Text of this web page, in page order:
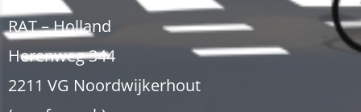
RAT – Holland
Herenweg 344
2211 VG Noordwijkerhout